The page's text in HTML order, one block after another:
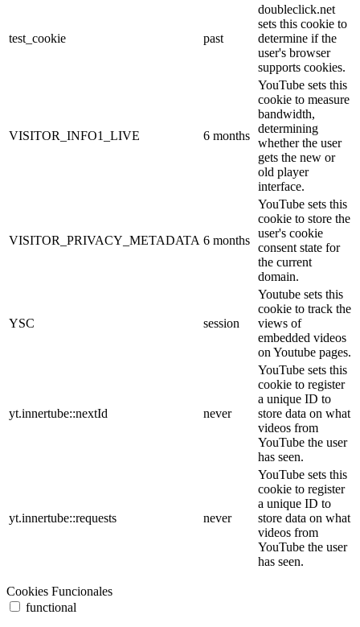
test_cookie past
doubleclick.net
sets this cookie to
determine if the
user's browser
supports cookies.
VISITOR_INFO1_LIVE 6 months
YouTube sets this
cookie to measure
bandwidth,
determining
whether the user
gets the new or
old player
interface.
VISITOR_PRIVACY_METADATA 6 months
YouTube sets this
cookie to store the
user's cookie
consent state for
the current
domain.
YSC session
Youtube sets this
cookie to track the
views of
embedded videos
on Youtube pages.
yt.innertube::nextId never
YouTube sets this
cookie to register
a unique ID to
store data on what
videos from
YouTube the user
has seen.
yt.innertube::requests never
YouTube sets this
cookie to register
a unique ID to
store data on what
videos from
YouTube the user
has seen.
Cookies Funcionales
functional